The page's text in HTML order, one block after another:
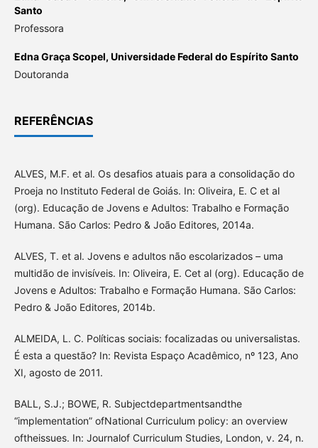
Santo
Professora
Edna Graça Scopel, Universidade Federal do Espírito Santo
Doutoranda
REFERÊNCIAS
ALVES, M.F. et al. Os desafios atuais para a consolidação do
Proeja no Instituto Federal de Goiás. In: Oliveira, E. C et al
(org). Educação de Jovens e Adultos: Trabalho e Formação
Humana. São Carlos: Pedro & João Editores, 2014a.
ALVES, T. et al. Jovens e adultos não escolarizados – uma
multidão de invisíveis. In: Oliveira, E. Cet al (org). Educação de
Jovens e Adultos: Trabalho e Formação Humana. São Carlos:
Pedro & João Editores, 2014b.
ALMEIDA, L. C. Políticas sociais: focalizadas ou universalistas.
É esta a questão? In: Revista Espaço Acadêmico, nº 123, Ano
XI, agosto de 2011.
BALL, S.J.; BOWE, R. Subjectdepartmentsandthe
“implementation” ofNational Curriculum policy: an overview
oftheissues. In: Journalof Curriculum Studies, London, v. 24, n.